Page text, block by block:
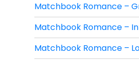
Matchbook Romance –
Matchbook Romance –
Matchbook Romance –